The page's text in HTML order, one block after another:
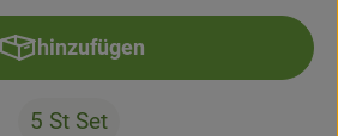
hinzufügen
Produkt zum Warenkorb
5 St Set